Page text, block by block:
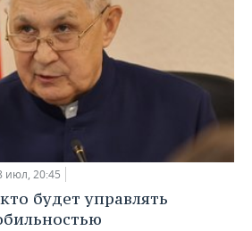
июл, 20:45
будет управлять